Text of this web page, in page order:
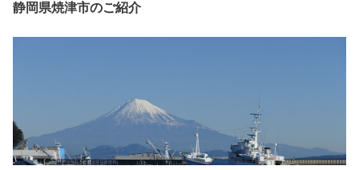
静岡県焼津市のご紹介